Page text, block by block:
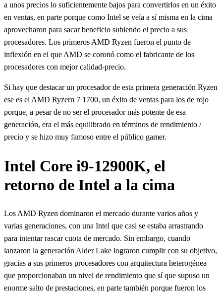
a unos precios lo suficientemente bajos para convertirlos en un éxito
en ventas, en parte porque como Intel se veía a sí misma en la cima
aprovecharon para sacar beneficio subiendo el precio a sus
procesadores. Los primeros AMD Ryzen fueron el punto de
inflexión en el que AMD se coronó como el fabricante de los
procesadores con mejor calidad-precio.
Si hay que destacar un procesador de esta primera generación Ryzen
ese es el AMD Ryzern 7 1700, un éxito de ventas para los de rojo
porque, a pesar de no ser el procesador más potente de esa
generación, era el más equilibrado en términos de rendimiento /
precio y se hizo muy famoso entre el público gamer.
Intel Core i9-12900K, el
retorno de Intel a la cima
Los AMD Ryzen dominaron el mercado durante varios años y
varias generaciones, con una Intel que casi se estaba arrastrando
para intentar rascar cuota de mercado. Sin embargo, cuando
lanzaron la generación Alder Lake lograron cumplir con su objetivo,
gracias a sus primeros procesadores con arquitectura heterogénea
que proporcionaban un nivel de rendimiento que sí que supuso un
enorme salto de prestaciones, en parte también porque fueron los